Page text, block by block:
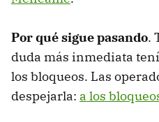
Por qué sigue pasando.
duda más inmediata
los bloqueos. Las
despejarla: a los